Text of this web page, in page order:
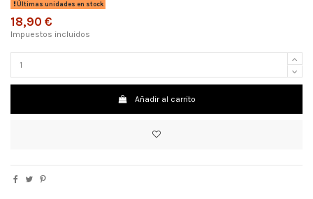
Últimas unidades en stock
18,90 €
Impuestos incluidos
Añadir al carrito